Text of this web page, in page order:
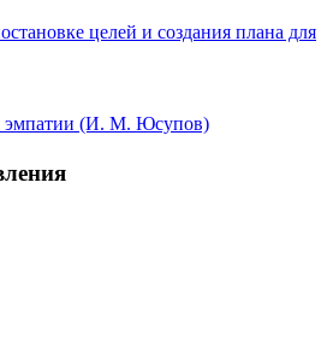
целей и создания плана для
эмпатии (И. М. Юсупов)